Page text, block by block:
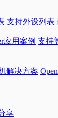
支持外设列表
应用案例 支持
解决方案
享